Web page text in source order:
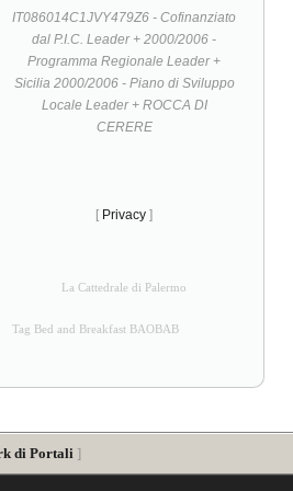
IT086014C1JVY479Z6 - Cofinanziato
dal P.I.C. Leader + 2000/2006 -
Programma Regionale Leader +
Sicilia 2000/2006 - Piano di Sviluppo
Locale Leader + ROCCA DI
CERERE
[ Privacy ]
La Cattedrale di Palermo
Tag Bed and Breakfast BAOBAB
di Portali ]